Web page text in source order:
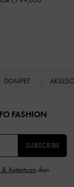
DOMPET
FASHION
SUBSCRIBE
Ketentuan dan